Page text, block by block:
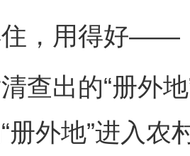
，用得好——
出的“册外地
册外地”进入农